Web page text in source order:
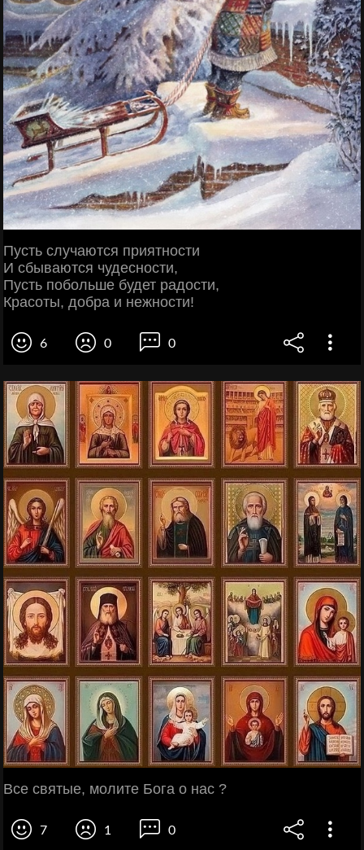
Пусть случаются приятности
И сбываются чудесности,
Пусть побольше будет радости,
Красоты, добра и нежности!
6 0 0
Все святые, молите Бога о нас ?
7 1 0